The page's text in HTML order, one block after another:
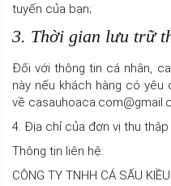
tuyến của bạn;
3. Thời gian lưu trữ
Đối với thông tin cá nhân,
này nếu khách hàng có yêu
về
4. Địa chỉ của đơn vị thu
Thông tin liên hệ:
CÔNG TY TNHH CÁ SẤU